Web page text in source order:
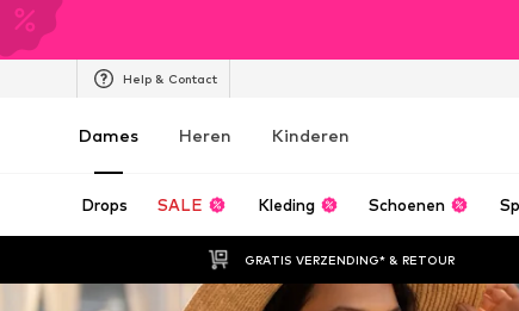
Help & Contact
Dames Heren Kinderen
Drops SALE Kleding Schoenen
GRATIS VERZENDING* & RETOUR